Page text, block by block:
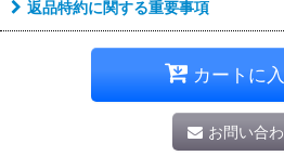
返品特約に関する重要事項
カートに
お問い合